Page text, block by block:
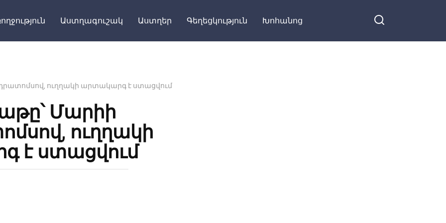
Աստղագուշակ Աստղեր Գեղեցկություն Խոհանոց
ուղղակի արտակարգ է ստացվում
Մարիի
ուղղակի
է ստացվում
Կարճ ժամանակ անց դուռը